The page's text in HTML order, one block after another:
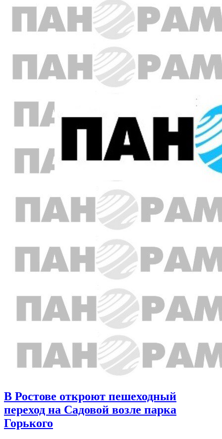
В Ростове откроют пешеходный
переход на Садовой возле парка
Горького